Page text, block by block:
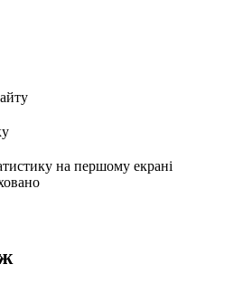
на першому екрані